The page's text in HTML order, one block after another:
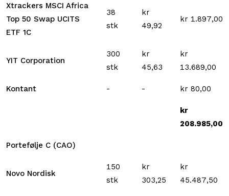
Xtrackers MSCI Africa
Top 50 Swap UCITS
ETF 1C
38
stk
kr
49,92
kr 1.897,00
YIT Corporation
300
stk
kr
45,63
kr
13.689,00
Kontant - - kr 80,00
kr
208.985,00
Portefølje C (CAO)
Novo Nordisk
150
stk
kr
303,25
kr
45.487,50